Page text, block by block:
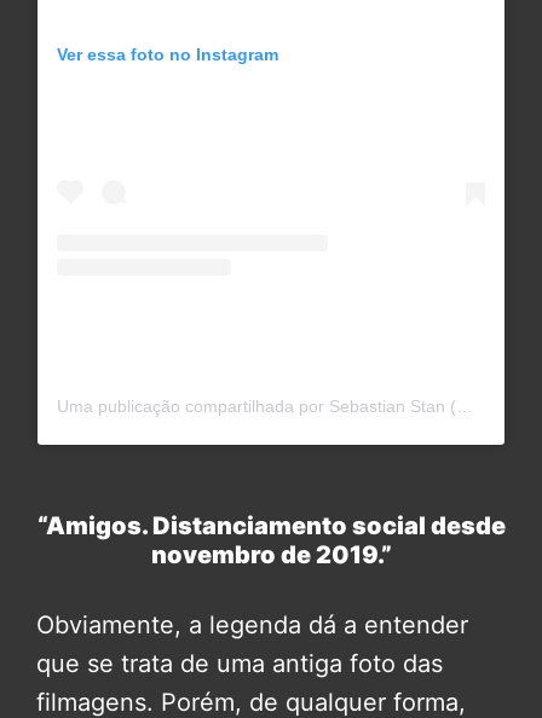
Ver essa foto no Instagram
“Amigos. Distanciamento social desde
novembro de 2019.”
Obviamente, a legenda dá a entender
que se trata de uma antiga foto das
filmagens. Porém, de qualquer forma,